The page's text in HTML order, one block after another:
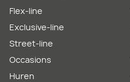
Flex-line
Exclusive-line
Street-line
Occasions
Huren